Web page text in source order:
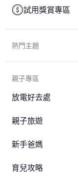
試用獎賞專區
熱門主題
親子專區
放電好去處
親子旅遊
新手爸媽
育兒攻略